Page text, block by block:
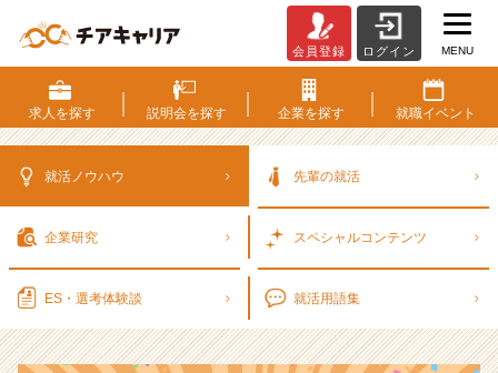
考
対
策・
ウ
ベ
会員登録 ログイン MENU
求人を探す 説明会を探す 企業を探す 就職イベント
就活ノウハウ 先輩の就活
企業研究 スペシャルコンテンツ
ES・選考体験談 就活用語集